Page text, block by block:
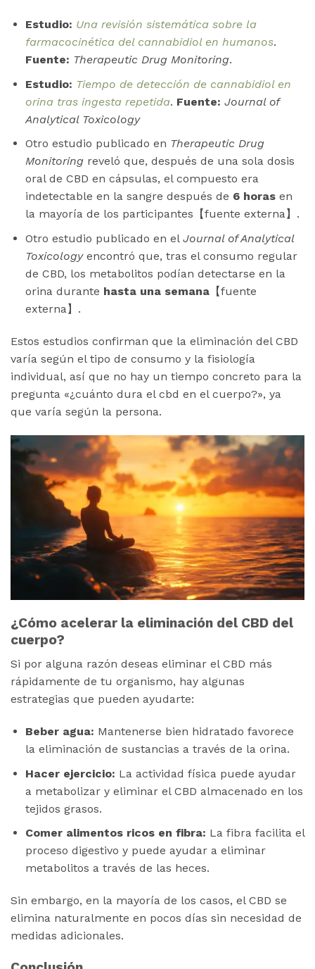
Estudio: Una revisión sistemática sobre la
farmacocinética del cannabidiol en humanos.
Fuente: Therapeutic Drug Monitoring.
Estudio: Tiempo de detección de cannabidiol en
orina tras ingesta repetida. Fuente: Journal of
Analytical Toxicology
Otro estudio publicado en Therapeutic Drug
Monitoringreveló que, después de una sola dosis
oral de CBD en cápsulas, el compuesto era
indetectable en la sangre después de 6 horasen
la mayoría de los participantes【fuente externa】.
Otro estudio publicado en el Journal of Analytical
Toxicologyencontró que, tras el consumo regular
de CBD, los metabolitos podían detectarse en la
orina durante hasta una semana【fuente
externa】.
Estos estudios confirman que la eliminación del CBD
varía según el tipo de consumo y la fisiología
individual, así que no hay un tiempo concreto para la
pregunta «¿cuánto dura el cbd en el cuerpo?», ya
que varía según la persona.
¿Cómo acelerar la eliminación del CBD del
cuerpo?
Si por alguna razón deseas eliminar el CBD más
rápidamente de tu organismo, hay algunas
estrategias que pueden ayudarte:
Beber agua: Mantenerse bien hidratado favorece
la eliminación de sustancias a través de la orina.
Hacer ejercicio: La actividad física puede ayudar
a metabolizar y eliminar el CBD almacenado en los
tejidos grasos.
Comer alimentos ricos en fibra: La fibra facilita el
proceso digestivo y puede ayudar a eliminar
metabolitos a través de las heces.
Sin embargo, en la mayoría de los casos, el CBD se
elimina naturalmente en pocos días sin necesidad de
medidas adicionales.